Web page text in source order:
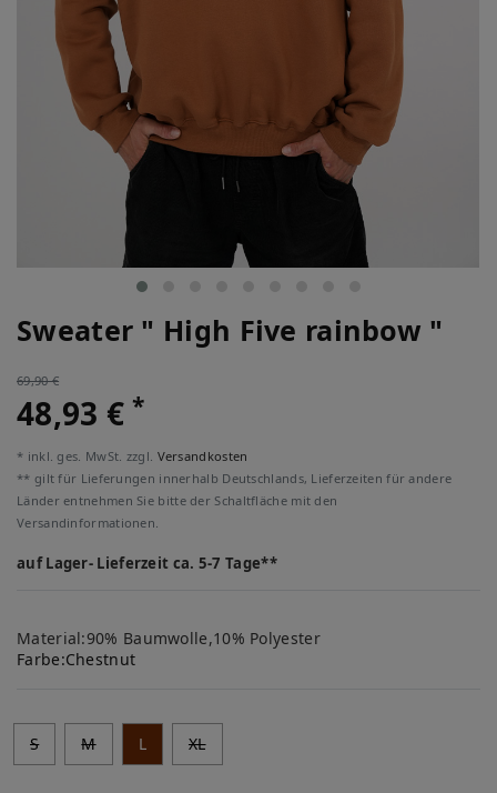
Sweater " High Five rainbow "
69,90 €
48,93 €*
* inkl. ges. MwSt. zzgl. Versandkosten
** gilt für Lieferungen innerhalb Deutschlands, Lieferzeiten für andere
Länder entnehmen Sie bitte der Schaltfläche mit den
Versandinformationen.
auf Lager- Lieferzeit ca. 5-7 Tage**
Material:90% Baumwolle,10% Polyester
Farbe:Chestnut
S M L XL